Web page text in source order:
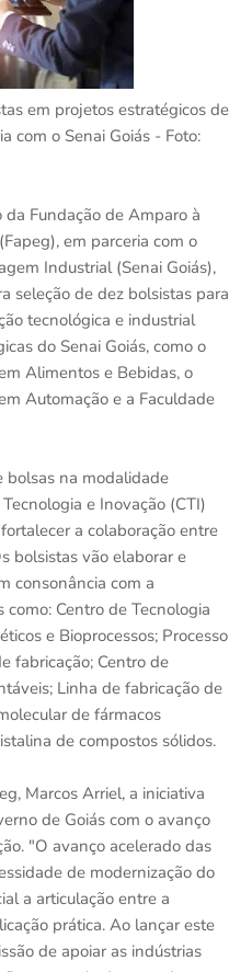
em projetos estratégicos de
com o Senai Goiás - Foto:
da Fundação de Amparo à
em parceria com o
Industrial (Senai Goiás),
seleção de dez bolsistas para
tecnológica e industrial
do Senai Goiás, como o
Alimentos e Bebidas, o
Automação e a Faculdade
bolsas na modalidade
e Inovação (CTI)
a colaboração entre
bolsistas vão elaborar e
consonância com a
como: Centro de Tecnologia
e Bioprocessos; Processo
fabricação; Centro de
Linha de fabricação de
de fármacos
de compostos sólidos.
Marcos Arriel, a iniciativa
de Goiás com o avanço
"O avanço acelerado das
de modernização do
a articulação entre a
prática. Ao lançar este
de apoiar as indústrias